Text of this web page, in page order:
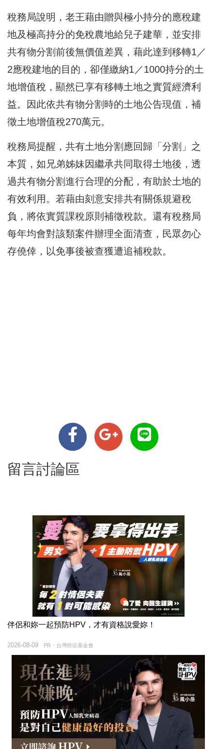
稅務局說明，老王藉由贈與極小持分的應稅建
地及極高持分的免稅農地給兒子建華，並安排
共有物分割前後無價值差異，藉此達到移轉1／
2應稅建地的目的，卻僅繳納1／1000持分的土
地增值稅，顯然已享有移轉土地之實質經濟利
益。因此依共有物分割時的土地公告現值，補
徵土地增值稅270萬元。
稅務局提醒，共有土地分割應回歸「分割」之
本質，如兄弟姊妹因繼承共同取得土地後，透
過共有物分割進行合理的分配，有助於土地的
有效利用。若藉由刻意安排共有關係規避稅
負，將依實質課稅原則補徵稅款。還有稅務局
每年均會對該類案件辦理全面清查，民眾勿心
存僥倖，以免事後被查獲遭追補稅款。
留言討論區
伴侶和妳一起預防HPV，才有資格說愛妳！
PR・台灣癌症基金會
2026-08-09